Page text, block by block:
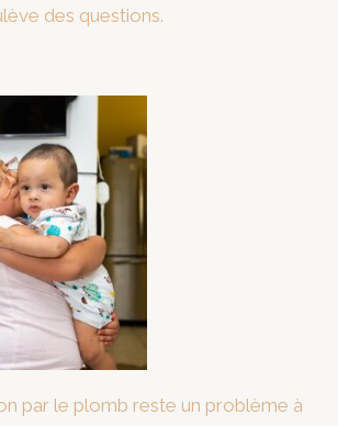
des questions.
par le plomb reste un problème à